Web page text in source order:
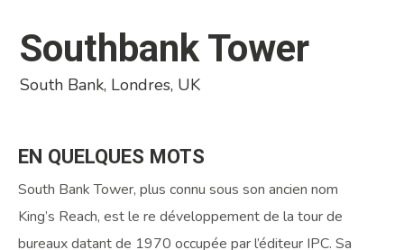
Southbank Tower
South Bank, Londres, UK
EN QUELQUES MOTS
South Bank Tower, plus connu sous son ancien nom
King’s Reach, est le re développement de la tour de
bureaux datant de 1970 occupée par l’éditeur IPC. Sa